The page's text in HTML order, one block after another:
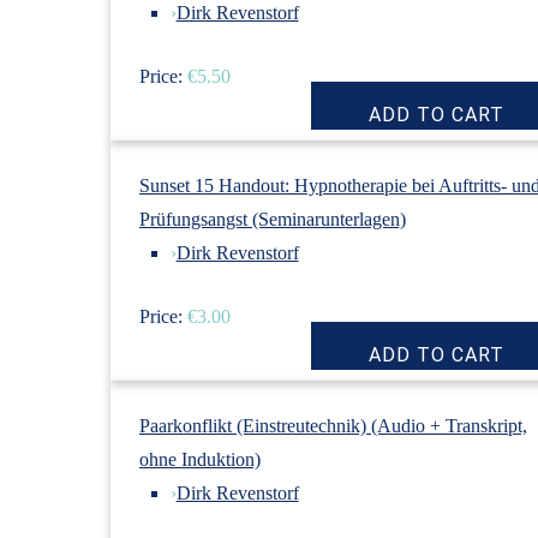
›Dirk Revenstorf
Price: €5.50
Sunset 15 Handout: Hypnotherapie bei Auftritts-
Prüfungsangst (Seminarunterlagen)
›Dirk Revenstorf
Price: €3.00
Paarkonflikt (Einstreutechnik) (Audio + Transkript,
ohne Induktion)
›Dirk Revenstorf